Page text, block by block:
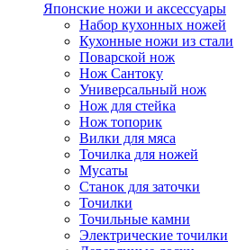
Японские ножи и аксессуары
Набор кухонных ножей
Кухонные ножи из стали
Поварской нож
Нож Сантоку
Универсальный нож
Нож для стейка
Нож топорик
Вилки для мяса
Точилка для ножей
Мусаты
Станок для заточки
Точилки
Точильные камни
Электрические точилки